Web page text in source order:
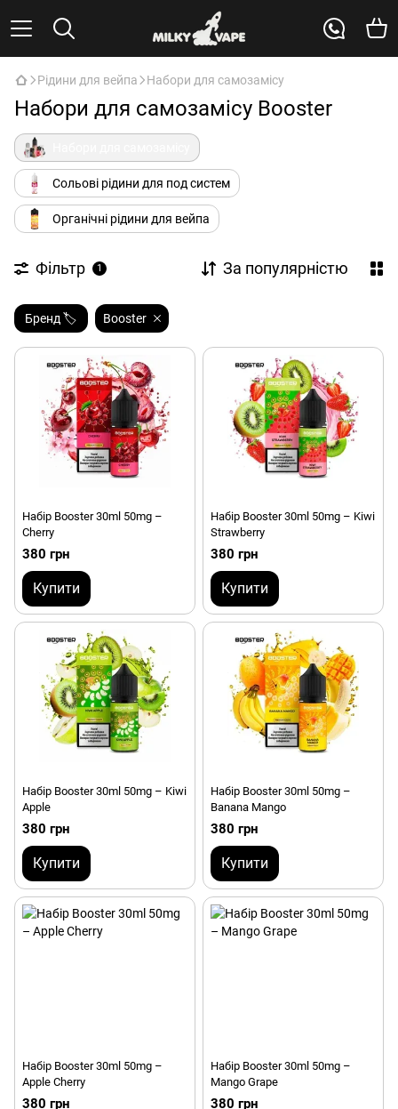
Рідини для вейпа Набори для самозамісу
Набори для самозамісу Booster
Сольові рідини для под систем
Органічні рідини для вейпа
Фільтр 1 За популярністю
Бренд 🏷️ Booster
Набір Booster 30ml 50mg –
Cherry
380 грн
Купити
Набір Booster 30ml 50mg – Kiwi
Strawberry
380 грн
Купити
Набір Booster 30ml 50mg – Kiwi
Apple
380 грн
Купити
Набір Booster 30ml 50mg –
Banana Mango
380 грн
Купити
Набір Booster 30ml 50mg –
Apple Cherry
380 грн
Набір Booster 30ml 50mg –
Mango Grape
380 грн